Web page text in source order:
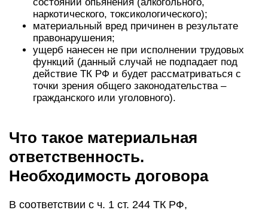
наркотического, токсикологического);
материальный вред причинен в результате
правонарушения;
ущерб нанесен не при исполнении трудовых
функций (данный случай не подпадает под
действие ТК РФ и будет рассматриваться с
точки зрения общего законодательства –
гражданского или уголовного).
Что такое материальная
ответственность.
Необходимость договора
В соответствии с ч. 1 ст. 244 ТК РФ,